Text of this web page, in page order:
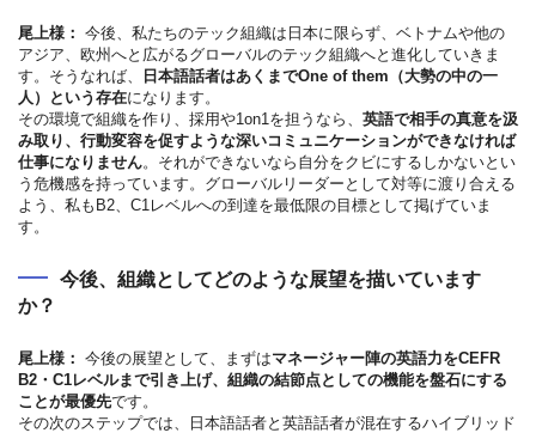
尾上様： 今後、私たちのテック組織は日本に限らず、ベトナムや他の
アジア、欧州へと広がるグローバルのテック組織へと進化していきま
す。そうなれば、
日本語話者はあくまでOne of them（大勢の中の一
人）という存在になります。
その環境で組織を作り、採用や1on1を担うなら、 英語で相手の真意を汲
み取り、行動変容を促すような深いコミュニケーションができなければ
仕事になりません。それができないなら自分をクビにするしかないとい
う危機感を持っています。グローバルリーダーとして対等に渡り合える
よう、私もB2、C1レベルへの到達を最低限の目標として掲げていま
す。
今後、組織としてどのような展望を描いています
か？
尾上様： 今後の展望として、まずはマネージャー陣の英語力をCEFR
B2・C1レベルまで引き上げ、組織の結節点としての機能を盤石にする
ことが最優先です。
その次のステップでは、日本語話者と英語話者が混在するハイブリッド